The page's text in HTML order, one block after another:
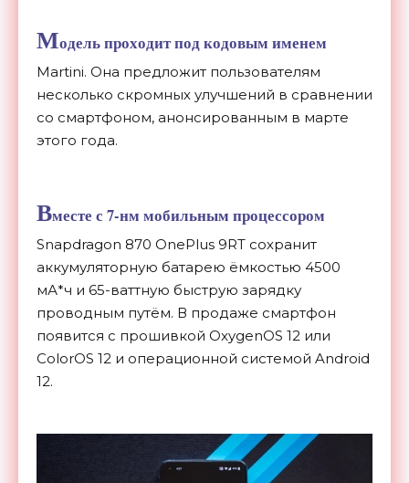
Модель проходит под кодовым именем
Martini. Она предложит пользователям
несколько скромных улучшений в сравнении
со смартфоном, анонсированным в марте
этого года.
Вместе с 7-нм мобильным процессором
Snapdragon 870 OnePlus 9RT сохранит
аккумуляторную батарею ёмкостью 4500
мА*ч и 65-ваттную быструю зарядку
проводным путём. В продаже смартфон
появится с прошивкой OxygenOS 12 или
ColorOS 12 и операционной системой Android
12.